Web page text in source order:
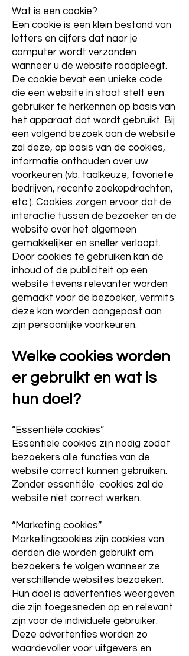
Wat is een cookie?
Een cookie is een klein bestand van
letters en cijfers dat naar je
computer wordt verzonden
wanneer u de website raadpleegt.
De cookie bevat een unieke code
die een website in staat stelt een
gebruiker te herkennen op basis van
het apparaat dat wordt gebruikt. Bij
een volgend bezoek aan de website
zal deze, op basis van de cookies,
informatie onthouden over uw
voorkeuren (vb. taalkeuze, favoriete
bedrijven, recente zoekopdrachten,
etc.). Cookies zorgen ervoor dat de
interactie tussen de bezoeker en de
website over het algemeen
gemakkelijker en sneller verloopt.
Door cookies te gebruiken kan de
inhoud of de publiciteit op een
website tevens relevanter worden
gemaakt voor de bezoeker, vermits
deze kan worden aangepast aan
zijn persoonlijke voorkeuren.
Welke cookies worden
er gebruikt en wat is
hun doel?
“Essentiële cookies”
Essentiële cookies zijn nodig zodat
bezoekers alle functies van de
website correct kunnen gebruiken.
Zonder essentiële cookies zal de
website niet correct werken.
“Marketing cookies”
Marketingcookies zijn cookies van
derden die worden gebruikt om
bezoekers te volgen wanneer ze
verschillende websites bezoeken.
Hun doel is advertenties weergeven
die zijn toegesneden op en relevant
zijn voor de individuele gebruiker.
Deze advertenties worden zo
waardevoller voor uitgevers en